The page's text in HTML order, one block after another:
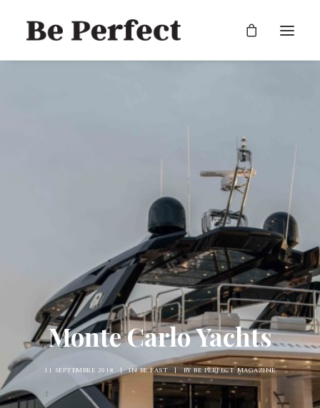
Monte Carlo Yachts
11 SEPTEMBRE 2018 | INBE FAST | BYBE PERFECT MAGAZINE